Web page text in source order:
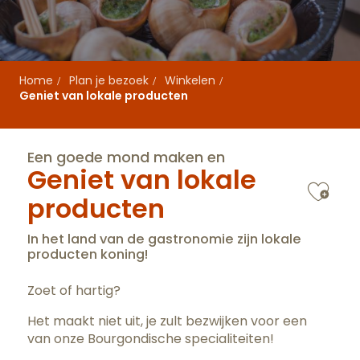
Home Plan je bezoek
Winkelen
Geniet van lokale producten
Een goede mond maken en
Geniet van lokale
producten
In het land van de gastronomie zijn lokale
producten koning!
Zoet of hartig?
Het maakt niet uit, je zult bezwijken voor een
van onze Bourgondische specialiteiten!